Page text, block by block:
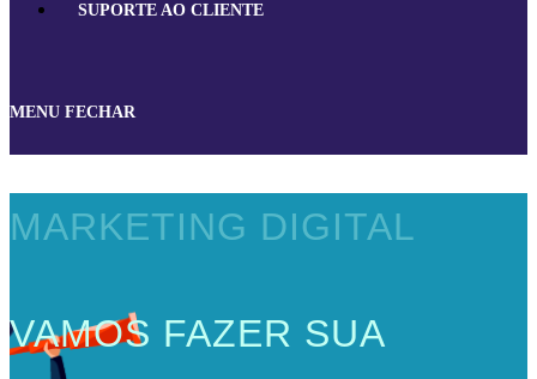
SUPORTE AO CLIENTE
MENU FECHAR
MARKETING DIGITAL
VAMOS FAZER SUA